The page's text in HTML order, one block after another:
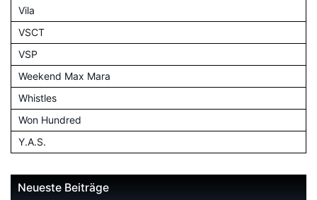
Vila
VSCT
VSP
Weekend Max Mara
Whistles
Won Hundred
Y.A.S.
Neueste Beiträge